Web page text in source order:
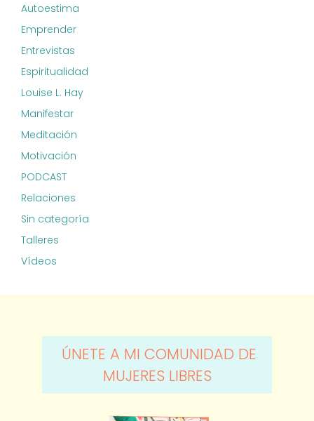
Autoestima
Emprender
Entrevistas
Espiritualidad
Louise L. Hay
Manifestar
Meditación
Motivación
PODCAST
Relaciones
Sin categoría
Talleres
Vídeos
ÚNETE A MI COMUNIDAD DE
MUJERES LIBRES